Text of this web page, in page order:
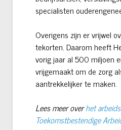
specialisten
Overigens zijn er vrijwel
tekorten. Daarom heeft
vorig jaar al 500 miljoen
vrijgemaakt om de zorg
aantrekkelijker te maken.
Lees meer overhet
Toekomstbestendige